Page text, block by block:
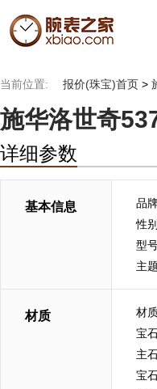
当前位置: 报价(珠宝)首页 >
施华洛世奇
详细参数
基本信息 品
性别
型
主题
材质 材
宝
主
宝